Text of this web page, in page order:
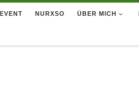
EVENT NURXSO ÜBER MICH